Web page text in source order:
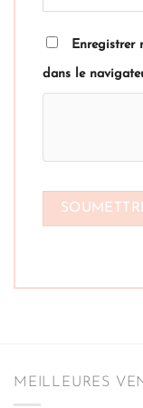
Enregistrer
dans le
MEILLEURES